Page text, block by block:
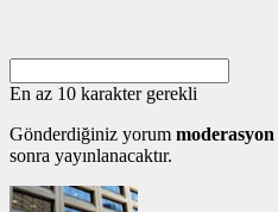
En az 10 karakter gerekli
Gönderdiğiniz yorum moderasyon
sonra yayınlanacaktır.